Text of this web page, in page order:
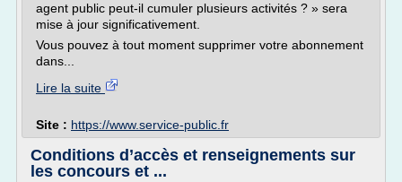
agent public peut-il cumuler plusieurs activités ? » sera
mise à jour significativement.
Vous pouvez à tout moment supprimer votre abonnement
dans...
Lire la suite
Site : https://www.service-public.fr
Conditions d’accès et renseignements sur
les concours et ...